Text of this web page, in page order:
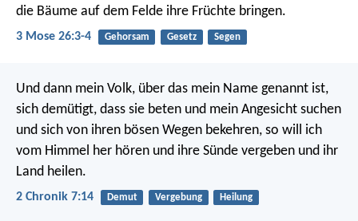
die Bäume auf dem Felde ihre Früchte bringen.
3 Mose 26:3-4 Gehorsam Gesetz Segen
Und dann mein Volk, über das mein Name genannt ist,
sich demütigt, dass sie beten und mein Angesicht suchen
und sich von ihren bösen Wegen bekehren, so will ich
vom Himmel her hören und ihre Sünde vergeben und ihr
Land heilen.
2 Chronik 7:14 Demut Vergebung Heilung